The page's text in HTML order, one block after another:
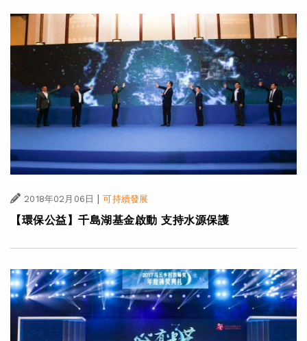
2018年02月06日 | 可持續發展
【環保公益】千島湖基金啟動 支持水源保護